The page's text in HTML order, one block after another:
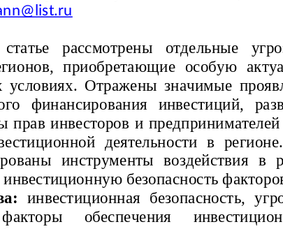
рассмотрены   отдельные
приобретающие   особую
условиях. Отражены значимые
финансирования   инвестиций,
прав инвесторов и
деятельности   в
инструменты   воздействия   в
безопасность
инвестиционная   безопасность,
обеспечения